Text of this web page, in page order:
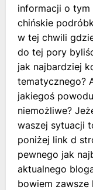
informacji o tym
chińskie
w tej chwili
do tej pory
jak najbardziej
tematycznego?
jakiegoś
niemożliwe?
waszej sytuacji
poniżej link d
pewnego jak
aktualnego
bowiem